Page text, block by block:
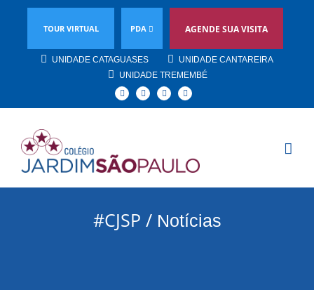
TOUR VIRTUAL PDA AGENDE SUA VISITA
UNIDADE CATAGUASES
UNIDADE CANTAREIRA
UNIDADE TREMEMBÉ
FacebookInstagramYouTubeLinkedin
#CJSP / Notícias